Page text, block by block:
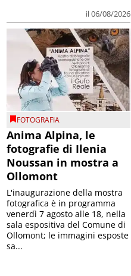
il 06/08/2026
FOTOGRAFIA
Anima Alpina, le
fotografie di Ilenia
Noussan in mostra a
Ollomont
L'inaugurazione della mostra
fotografica è in programma
venerdì 7 agosto alle 18, nella
sala espositiva del Comune di
Ollomont; le immagini esposte
sa...